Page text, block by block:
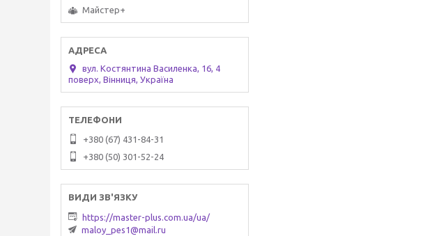
Майстер+
вул. Костянтина Василенка, 16, 4
поверх, Вінниця, Україна
+380 (67) 431-84-31
+380 (50) 301-52-24
https://master-plus.com.ua/ua/
maloy_pes1@mail.ru